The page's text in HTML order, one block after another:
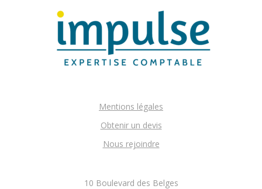
Mentions légales
Obtenir un devis
Nous rejoindre
10 Boulevard des Belges